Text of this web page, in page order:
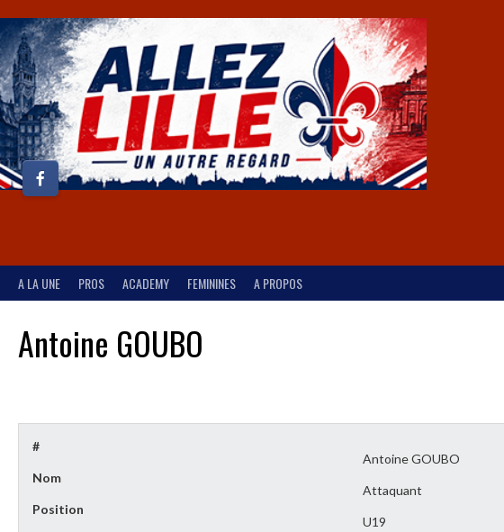
A LA UNE PROS ACADEMY FEMININES A PROPOS
Antoine GOUBO
#
Nom
Antoine GOUBO
Position
Attaquant
U19